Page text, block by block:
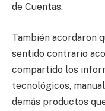
de Cuentas.
También acordaron
sentido contrario
compartido los
tecnológicos,
demás productos